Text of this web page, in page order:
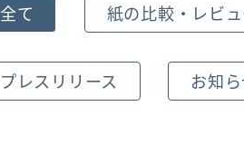
全て 紙の比較・レビ
プレスリリース お知